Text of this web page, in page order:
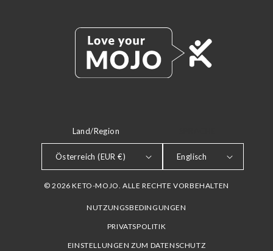
Land/Region
Österreich (EUR €) Englisch
© 2026 KETO-MOJO. ALLE RECHTE VORBEHALTEN
NUTZUNGSBEDINGUNGEN
PRIVATSPOLITIK
EINSTELLUNGEN ZUM DATENSCHUTZ